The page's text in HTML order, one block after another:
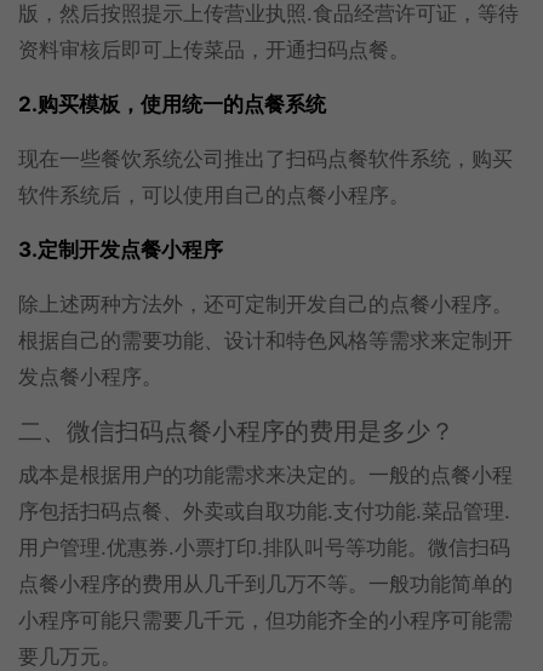
版，然后按照提示上传营业执照.食品经营许可证，等待
资料审核后即可上传菜品，开通扫码点餐。
2.购买模板，使用统一的点餐系统
现在一些餐饮系统公司推出了扫码点餐软件系统，购买
软件系统后，可以使用自己的点餐小程序。
3.定制开发点餐小程序
除上述两种方法外，还可定制开发自己的点餐小程序。
根据自己的需要功能、设计和特色风格等需求来定制开
发点餐小程序。
二、微信扫码点餐小程序的费用是多少？
成本是根据用户的功能需求来决定的。一般的点餐小程
序包括扫码点餐、外卖或自取功能.支付功能.菜品管理.
用户管理.优惠券.小票打印.排队叫号等功能。微信扫码
点餐小程序的费用从几千到几万不等。一般功能简单的
小程序可能只需要几千元，但功能齐全的小程序可能需
要几万元。